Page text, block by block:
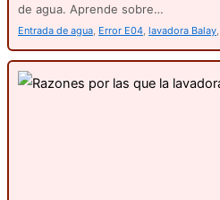
de agua. Aprende sobre…
Entrada de agua Error E04 lavadora Balay